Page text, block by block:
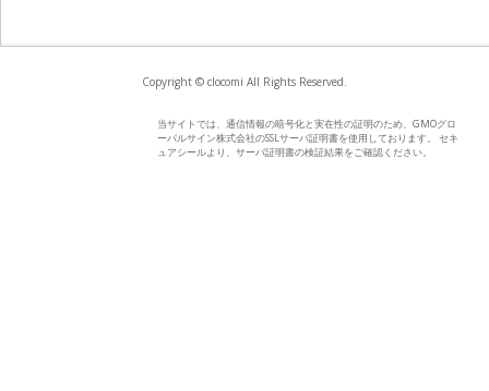
Copyright © clocomi All Rights Reserved.
当サイトでは、通信情報の暗号化と実在性の証明のため、GMOグロ
ーバルサイン株式会社のSSLサーバ証明書を使用しております。 セキ
ュアシールより、サーバ証明書の検証結果をご確認ください。